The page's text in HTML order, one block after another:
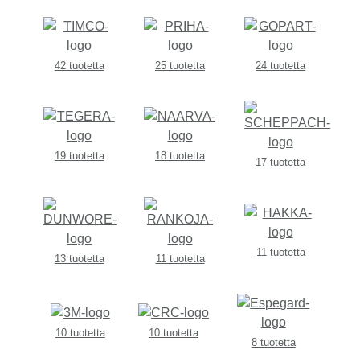
42 tuotetta 25 tuotetta 24 tuotetta
19 tuotetta 18 tuotetta
17 tuotetta
13 tuotetta 11 tuotetta
11 tuotetta
10 tuotetta
10 tuotetta
8 tuotetta